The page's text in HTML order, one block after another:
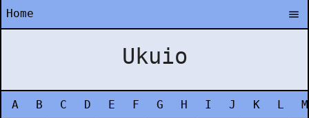
Home
Ukuio
A B C D E F G H I J K L M